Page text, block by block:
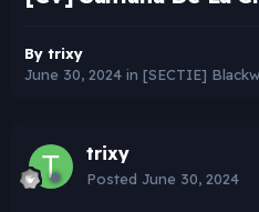
By trixy
June 30, 2024 in [SECTIE]
trixy
Posted June 30, 2024